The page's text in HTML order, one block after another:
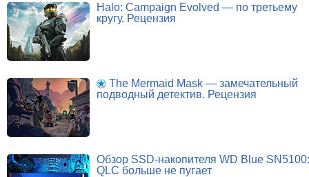
Halo: Campaign Evolved — по третьему
кругу. Рецензия
The Mermaid Mask — замечательный
подводный детектив. Рецензия
Обзор SSD-накопителя WD Blue SN5100:
QLC больше не пугает